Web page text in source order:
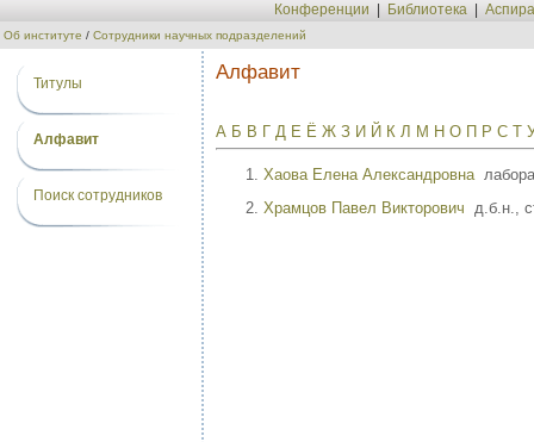
Конференции Библиотека
Об институте / Сотрудники научных подразделений
Титулы
Алфавит
Поиск сотрудников
Алфавит
А Б В Г Д Е Ё Ж З И Й К Л М Н О П Р С Т
Хаова Елена Александровна
Храмцов Павел Викторович д.б.н.,